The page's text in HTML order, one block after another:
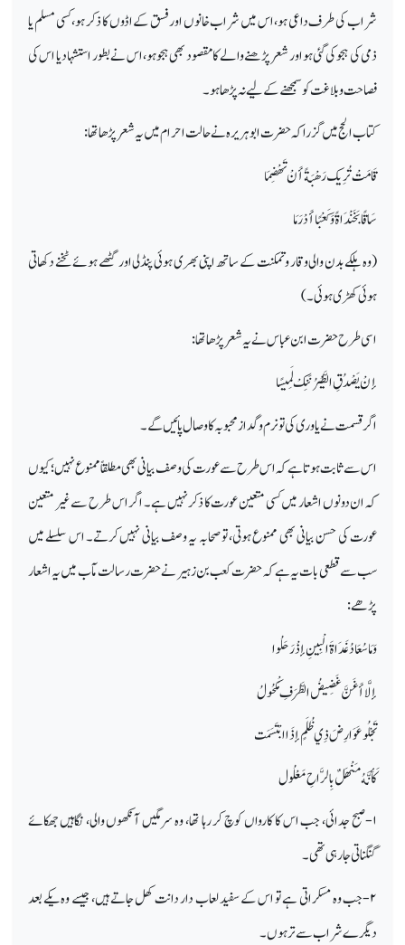
شراب کی طرف داعی ہو،اس میں شراب خانوں اور فسق کے اڈوں کا ذکر ہو، کسی مسلم یا
ذمی کی ہجو کی گئی ہواور شعر پڑھنے والے کا مقصود بھی ہجو ہو،اس نے بطور استشہاد یا اس کی
فصاحت وبلاغت کو سمجھنے کے لیے نہ پڑھا ہو۔
کتاب الحج میں گزرا کہ حضرت ابوہریرہ نے حالت احرام میں یہ شعر پڑھا تھا:
قَامَتْ تُرِيك رَهْبَةً أَنْ تَهْضِمَا
سَاقًا بَخَنْدَاةً وَكَعْبًا أَدْرَمَا
(وہ ہلکے بدن والی وقار وتمکنت کے ساتھ اپنی بھری ہوئی پنڈلی اور گٹھے ہوئے ٹخنے دکھاتی
ہوئی کھڑی ہوئی۔ )
اسی طرح حضرت ابن عباس نے یہ شعر پڑھا تھا:
إنْ يَصْدُقِ الطَّيْرُ نَنِكْ لَمِيسًا
اگر قسمت نے یاوری کی تو نرم وگداز محبوبہ کا وصال پائیں گے۔
اس سے ثابت ہوتا ہے کہ اس طرح سے عورت کی وصف بیانی بھی مطلقاً ممنوع نہیں؛ کیوں
کہ ان دونوں اشعار میں کسی متعین عورت کا ذکر نہیں ہے۔ اگر اس طرح سے غیر متعین
عورت کی حسن بیانی بھی ممنوع ہوتی، تو صحابہ یہ وصف بیانی نہیں کرتے۔ اس سلسلے میں
سب سے قطعی بات یہ ہے کہ حضرت کعب بن زہیر نے حضرت رسالت مآب میں یہ اشعار
پڑھے:
وَمَا سُعَادُ غَدَاةَ الْبِينِ إذْ رَحَلُوا
إلَّا أَغَنَّ غَضِيضُ الطَّرَفِ مَكْحُولُ
تَجْلُو عَوَارِضَ ذِي ظُلَمٍ إذَا ابْتَسَمَت
كَأَنَّهُ مَنْهَلٌ بِالرَّاحِ مَعْلُول
۱- صبح جدائی، جب اس کا کارواں کوچ کر رہا تھا، وہ سرمگیں آنکھوں والی، نگاہیں جھکائے
گنگناتی جارہی تھی۔
۲- جب وہ مسکراتی ہے تو اس کے سفید لعاب دار دانت کھل جاتے ہیں، جیسے وہ یکے بعد
دیگرے شراب سے تر ہوں۔